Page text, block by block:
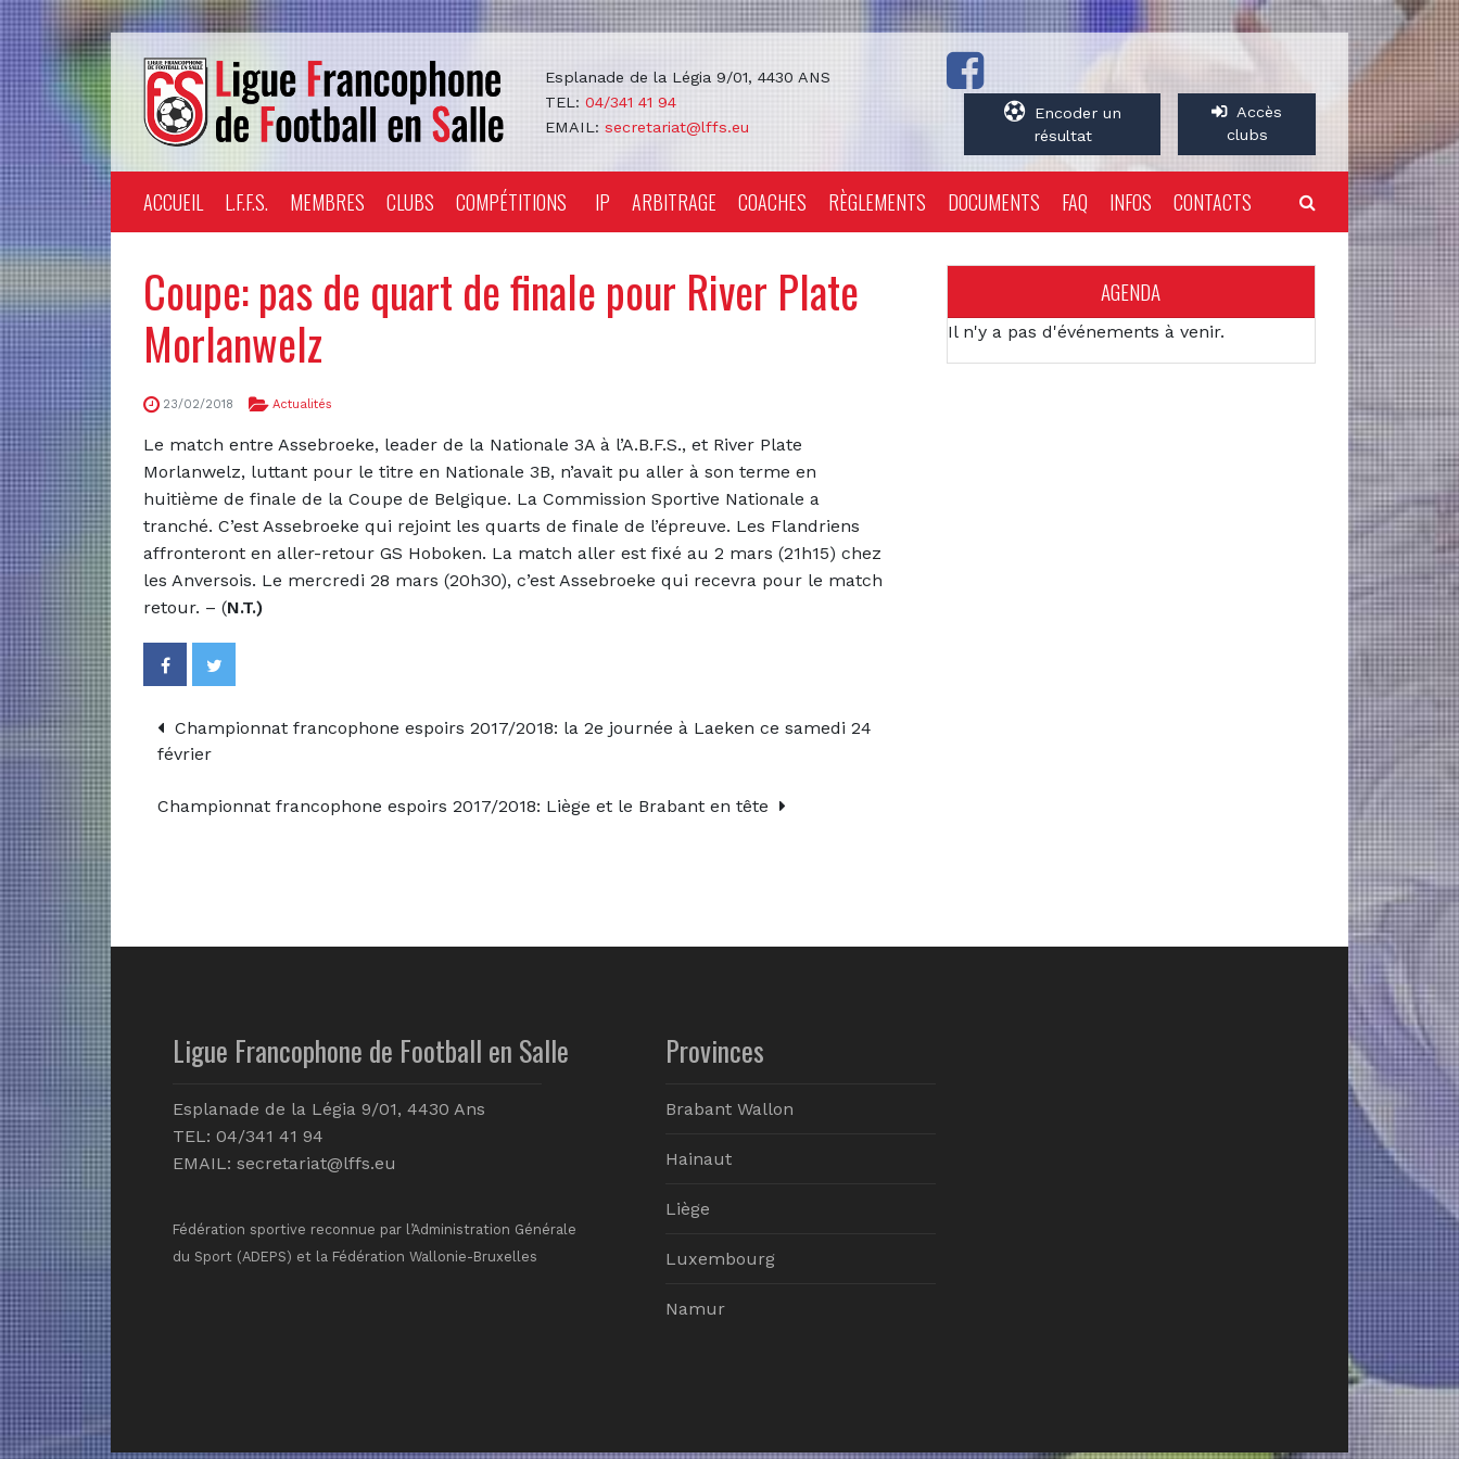
Esplanade de la Légia 9/01, 4430 ANS
TEL: 04/341 41 94
EMAIL: secretariat@lffs.eu
Encoder un
résultat
Accès
clubs
ACCUEIL L.F.F.S. MEMBRES CLUBS COMPÉTITIONS IP ARBITRAGE COACHES RÈGLEMENTS DOCUMENTS FAQ INFOS CONTACTS
Coupe: pas de quart de finale pour River Plate
Morlanwelz
23/02/2018 Actualités
Le match entre Assebroeke, leader de la Nationale 3A à l’A.B.F.S., et River Plate
Morlanwelz, luttant pour le titre en Nationale 3B, n’avait pu aller à son terme en
huitième de finale de la Coupe de Belgique. La Commission Sportive Nationale a
tranché. C’est Assebroeke qui rejoint les quarts de finale de l’épreuve. Les Flandriens
affronteront en aller-retour GS Hoboken. La match aller est fixé au 2 mars (21h15) chez
les Anversois. Le mercredi 28 mars (20h30), c’est Assebroeke qui recevra pour le match
retour. – (N.T.)
Championnat francophone espoirs 2017/2018: la 2e journée à Laeken ce samedi 24
février
Championnat francophone espoirs 2017/2018: Liège et le Brabant en tête
AGENDA
Il n'y a pas d'événements à venir.
Ligue Francophone de Football en Salle
Esplanade de la Légia 9/01, 4430 Ans
TEL: 04/341 41 94
EMAIL: secretariat@lffs.eu
Fédération sportive reconnue par l’Administration Générale
du Sport (ADEPS) et la Fédération Wallonie-Bruxelles
Provinces
Brabant Wallon
Hainaut
Liège
Luxembourg
Namur